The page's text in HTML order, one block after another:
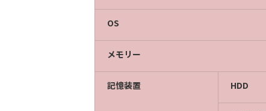
OS
メモリー
記憶装置 HDD